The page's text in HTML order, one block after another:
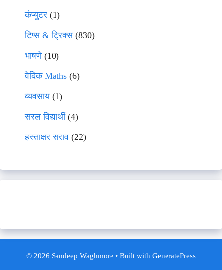
कंप्युटर (1)
टिप्स & ट्रिक्स(830)
भाषणे(10)
वेदिक Maths (6)
व्यवसाय(1)
सरल विद्यार्थी(4)
हस्ताक्षर सराव (22)
© 2026 Sandeep Waghmore • Built with GeneratePress